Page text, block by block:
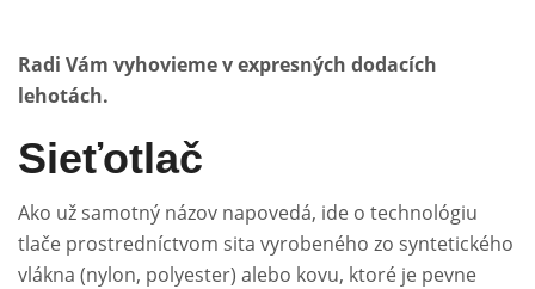
Radi Vám vyhovieme v expresných dodacích
lehotách.
Sieťotlač
Ako už samotný názov napovedá, ide o technológiu
tlače prostredníctvom sita vyrobeného zo syntetického
vlákna (nylon, polyester) alebo kovu, ktoré je pevne